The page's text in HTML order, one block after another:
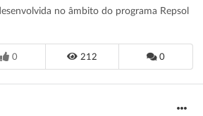
no âmbito do programa Repsol
0 212 0